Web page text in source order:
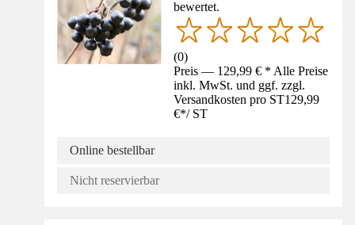
bewertet.
(0)
Preis — 129,99 € * Alle Preise
inkl. MwSt. und ggf. zzgl.
Versandkosten pro ST129,99
€*/ ST
Online bestellbar
Nicht reservierbar